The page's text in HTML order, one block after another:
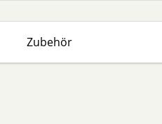
Zubehör